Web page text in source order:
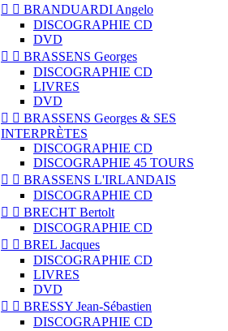
  BRANDUARDI Angelo
DISCOGRAPHIE CD
DVD
  BRASSENS Georges
DISCOGRAPHIE CD
LIVRES
DVD
  BRASSENS Georges & SES
INTERPRÈTES
DISCOGRAPHIE CD
DISCOGRAPHIE 45 TOURS
  BRASSENS L'IRLANDAIS
DISCOGRAPHIE CD
  BRECHT Bertolt
DISCOGRAPHIE CD
  BREL Jacques
DISCOGRAPHIE CD
LIVRES
DVD
  BRESSY Jean-Sébastien
DISCOGRAPHIE CD